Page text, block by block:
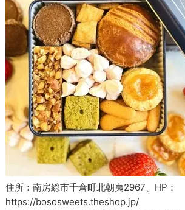
住所：南房総市千倉町北朝夷2967、HP：
https://bososweets.theshop.jp/